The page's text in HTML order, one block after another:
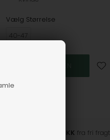
Vælg Størrelse
40-47
499,00 DKK fra fri fragt